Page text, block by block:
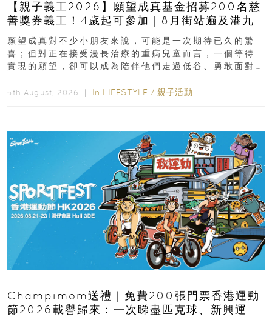
【親子義工2026】願望成真基金招募200名慈
善獎券義工！4歲起可參加｜8月街站遍及港九
新界
願望成真對不少小朋友來說，可能是一次期待已久的驚
喜；但對正在接受漫長治療的重病兒童而言，一個等待
實現的願望，卻可以成為陪伴他們走過低谷、勇敢面對
5th August, 2026 ｜ In LIFESTYLE / 親子活動
Champimom送禮｜免費200張門票香港運動
節2026載譽歸來：一次睇盡匹克球、新興運